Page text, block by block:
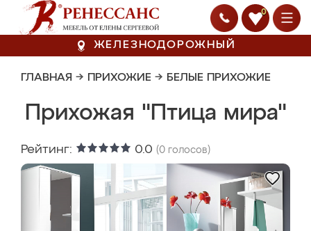
0
ЖЕЛЕЗНОДОРОЖНЫЙ
ГЛАВНАЯ → ПРИХОЖИЕ → БЕЛЫЕ ПРИХОЖИЕ
Прихожая "Птица мира"
Рейтинг: 0.0 (0 голосов)